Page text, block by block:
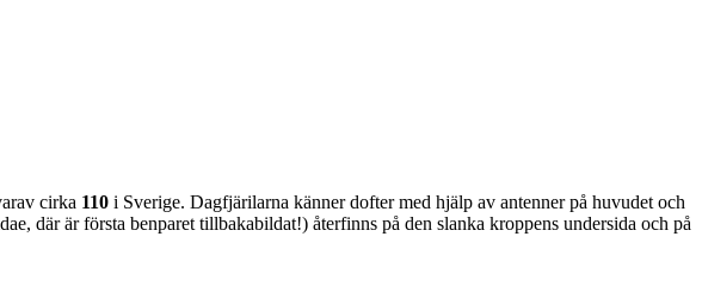
cirka 110 i Sverige. Dagfjärilarna känner dofter med hjälp av antenner på huvudet och
där är första benparet tillbakabildat!) återfinns på den slanka kroppens undersida och på